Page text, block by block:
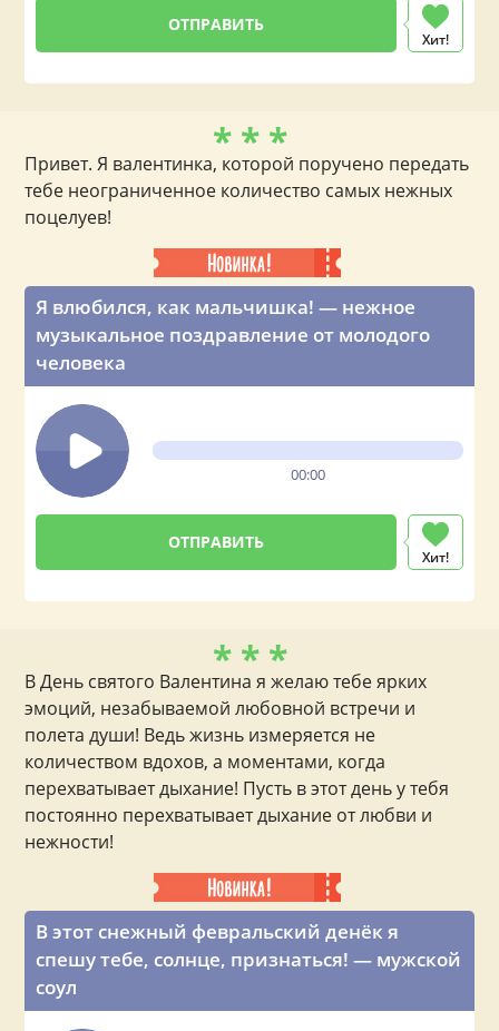
Хит!
Я влюбился, как мальчишка! — нежное
музыкальное поздравление от молодого
человека
00:00
Хит!
* * *
Привет. Я валентинка, которой поручено передать
тебе неограниченное количество самых нежных
поцелуев!
В этот снежный февральский денёк я
спешу тебе, солнце, признаться! — мужской
соул
* * *
В День святого Валентина я желаю тебе ярких
эмоций, незабываемой любовной встречи и
полета души! Ведь жизнь измеряется не
количеством вдохов, а моментами, когда
перехватывает дыхание! Пусть в этот день у тебя
постоянно перехватывает дыхание от любви и
нежности!